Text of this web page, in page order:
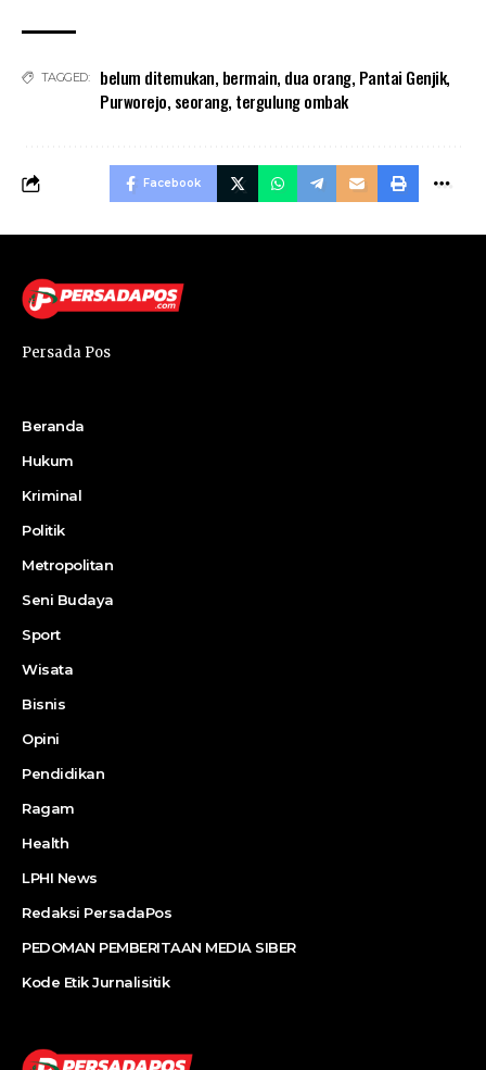
TAGGED: belum ditemukan, bermain, dua orang, Pantai Genjik,
Purworejo, seorang, tergulung ombak
Facebook
Persada Pos
Beranda
Hukum
Kriminal
Politik
Metropolitan
Seni Budaya
Sport
Wisata
Bisnis
Opini
Pendidikan
Ragam
Health
LPHI News
Redaksi PersadaPos
PEDOMAN PEMBERITAAN MEDIA SIBER
Kode Etik Jurnalisitik